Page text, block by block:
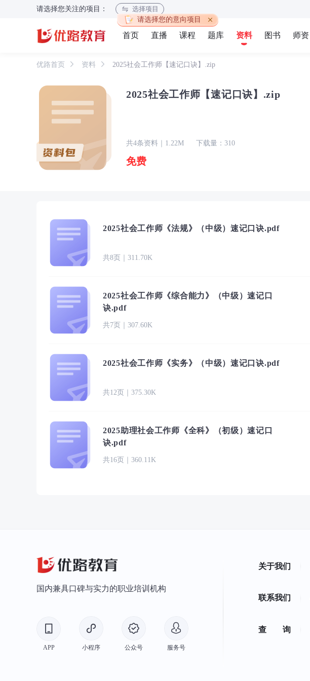
请选择您关注的项目：
选择项目
请选择您的意向项目
首页 直播 课程 题库 资料 图书 师资
优路首页 资料 2025社会工作师【速记口诀】.zip
2025社会工作师【速记口诀】.zip
共4条资料｜1.22M 下载量：310
免费
2025社会工作师《法规》（中级）速记口诀.pdf
共8页｜311.70K
2025社会工作师《综合能力》（中级）速记口
诀.pdf
共7页｜307.60K
2025社会工作师《实务》（中级）速记口诀.pdf
共12页｜375.30K
2025助理社会工作师《全科》（初级）速记口
诀.pdf
共16页｜360.11K
国内兼具口碑与实力的职业培训机构
APP 小程序 公众号 服务号
关于我们
联系我们
查 询